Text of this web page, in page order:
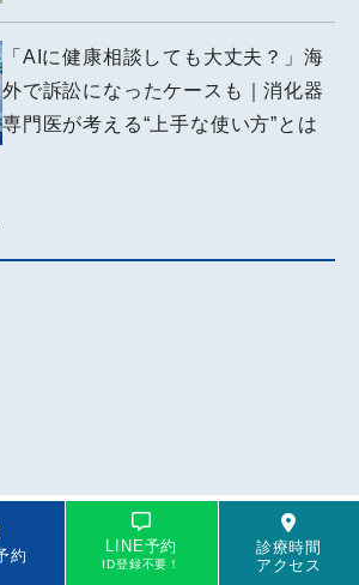
約
LINE予約
ID登録不要！
診療時間
アクセス
「AIに健康相談しても大丈夫？」海
外で訴訟になったケースも｜消化器
専門医が考える“上手な使い方”とは